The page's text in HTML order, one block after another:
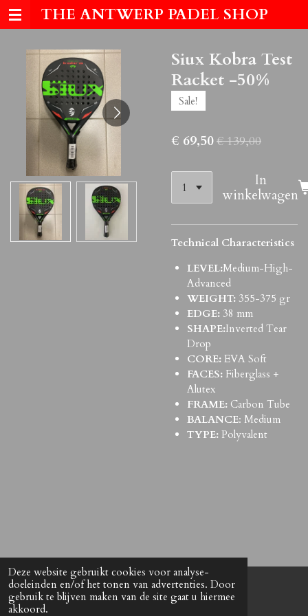
Deze website gebruikt cookies voor analyse-
doeleinden en/of het tonen van advertenties. Door
gebruik te blijven maken van de site gaat u hiermee
akkoord.
Ga
direct
hoofdinhoud
THE ANTWERP PADEL SHOP
Siux Kobra Test
Racket -50%
Sale!
€ 69,50€ 139,00
In
winkelwagen
Technical Characteristics
LEVEL:Medium-High-
Advanced
WEIGHT: 355-375 gr
EDGE: 38 mm
SHAPE:Inverted Tear
Drop
CORE: EVA Soft
FACES: Fiberglass +
Alutex
FRAME: Carbon Tube
BALANCE: Medium
TYPE: Polyvalent
© 2021 The Antwerp Padel Shop
Powered by